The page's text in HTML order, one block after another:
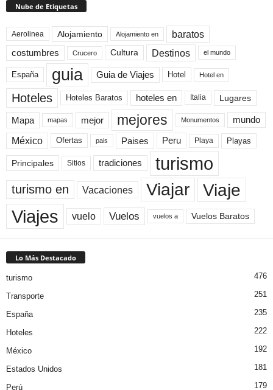
Nube de Etiquetas
Aerolinea Alojamiento Alojamiento en baratos
costumbres Crucero Cultura Destinos el mundo
España guia Guia de Viajes Hotel Hotel en
Hoteles Hoteles Baratos hoteles en Italia Lugares
Mapa mapas mejor mejores Monumentos mundo
México Ofertas pais Paises Peru Playa Playas
Principales Sitios tradiciones turismo
turismo en Vacaciones Viajar Viaje
Viajes vuelo Vuelos vuelos a Vuelos Baratos
Lo Más Destacado
turismo 476
Transporte 251
España 235
Hoteles 222
México 192
Estados Unidos 181
Perú 179